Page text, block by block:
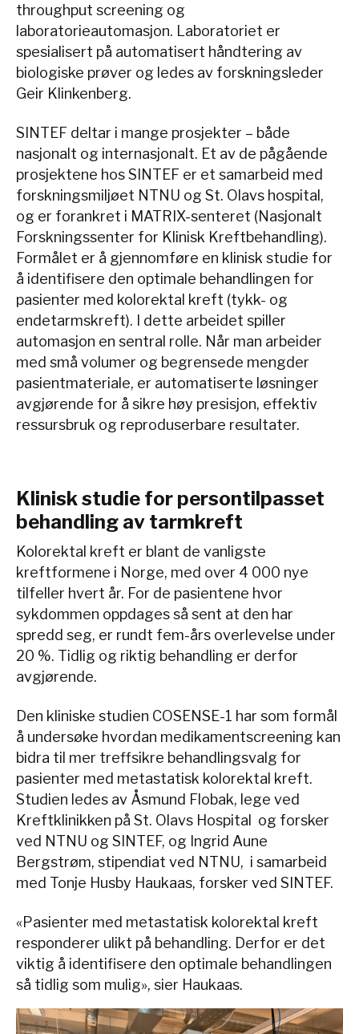
throughput screening og
laboratorieautomasjon. Laboratoriet er
spesialisert på automatisert håndtering av
biologiske prøver og ledes av forskningsleder
Geir Klinkenberg.
SINTEF deltar i mange prosjekter – både
nasjonalt og internasjonalt. Et av de pågående
prosjektene hos SINTEF er et samarbeid med
forskningsmiljøet NTNU og St. Olavs hospital,
og er forankret i MATRIX-senteret (Nasjonalt
Forskningssenter for Klinisk Kreftbehandling).
Formålet er å gjennomføre en klinisk studie for
å identifisere den optimale behandlingen for
pasienter med kolorektal kreft (tykk- og
endetarmskreft). I dette arbeidet spiller
automasjon en sentral rolle. Når man arbeider
med små volumer og begrensede mengder
pasientmateriale, er automatiserte løsninger
avgjørende for å sikre høy presisjon, effektiv
ressursbruk og reproduserbare resultater.
Klinisk studie for persontilpasset
behandling av tarmkreft
Kolorektal kreft er blant de vanligste
kreftformene i Norge, med over 4 000 nye
tilfeller hvert år. For de pasientene hvor
sykdommen oppdages så sent at den har
spredd seg, er rundt fem-års overlevelse under
20 %. Tidlig og riktig behandling er derfor
avgjørende.
Den kliniske studien COSENSE-1 har som formål
å undersøke hvordan medikamentscreening kan
bidra til mer treffsikre behandlingsvalg for
pasienter med metastatisk kolorektal kreft.
Studien ledes av Åsmund Flobak, lege ved
Kreftklinikken på St. Olavs Hospital og forsker
ved NTNU og SINTEF, og Ingrid Aune
Bergstrøm, stipendiat ved NTNU, i samarbeid
med Tonje Husby Haukaas, forsker ved SINTEF.
«Pasienter med metastatisk kolorektal kreft
responderer ulikt på behandling. Derfor er det
viktig å identifisere den optimale behandlingen
så tidlig som mulig», sier Haukaas.